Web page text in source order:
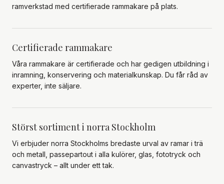
ramverkstad med certifierade rammakare på plats.
Certifierade rammakare
Våra rammakare är certifierade och har gedigen utbildning i
inramning, konservering och materialkunskap. Du får råd av
experter, inte säljare.
Störst sortiment i norra Stockholm
Vi erbjuder norra Stockholms bredaste urval av ramar i trä
och metall, passepartout i alla kulörer, glas, fototryck och
canvastryck – allt under ett tak.